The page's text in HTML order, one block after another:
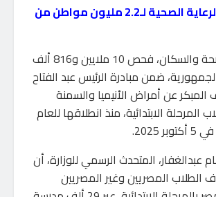
تقدم خدمات الرعاية الصحية لـ2.2 مليون مواطن من
أعلنت وزارة الصحة والسكان، فحص 10 ملايين و816 ألف
ضمن مبادرة الرئيس عبد الفتاح
عن أمراض الأنيميا والسمنة
المرحلة الابتدائية، منذ انطلاقها للعام
2025.
عبدالغفار، المتحدث الرسمي للوزارة، أن
الطلاب المصريين وغير المصريين